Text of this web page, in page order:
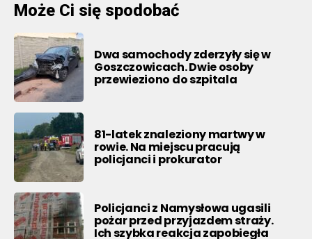
Może Ci się spodobać
Dwa samochody zderzyły się w
Goszczowicach. Dwie osoby
przewieziono do szpitala
81-latek znaleziony martwy w
rowie. Na miejscu pracują
policjanci i prokurator
Policjanci z Namysłowa ugasili
pożar przed przyjazdem straży.
Ich szybka reakcja zapobiegła